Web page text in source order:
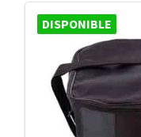
DISPONIBLE